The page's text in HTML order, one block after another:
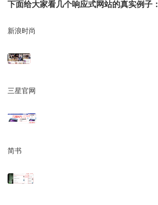
下面给大家看几个响应式网站的真实例子：
新浪时尚
三星官网
简书